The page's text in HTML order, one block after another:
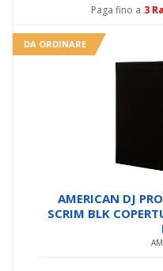
Paga fino a 3
DA ORDINARE
AMERICAN DJ
SCRIM BLK